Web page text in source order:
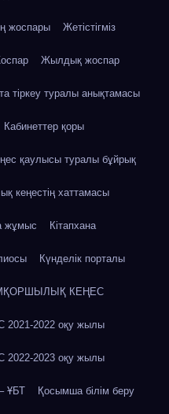
жоспары Жетістігміз
Жылдық жоспар
тіркеу туралы анықтамасы
Кабинеттер қоры
қаулысы туралы бұйрық
кеңестің хаттамасы
жұмыс Кітапхана
Күнделік порталы
КЕҢЕС
2022 оқу жылы
2023 оқу жылы
ҰБТ Қосымша білім беру